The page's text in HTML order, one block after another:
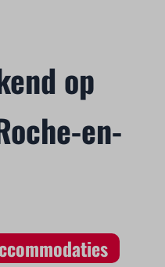
op
en-